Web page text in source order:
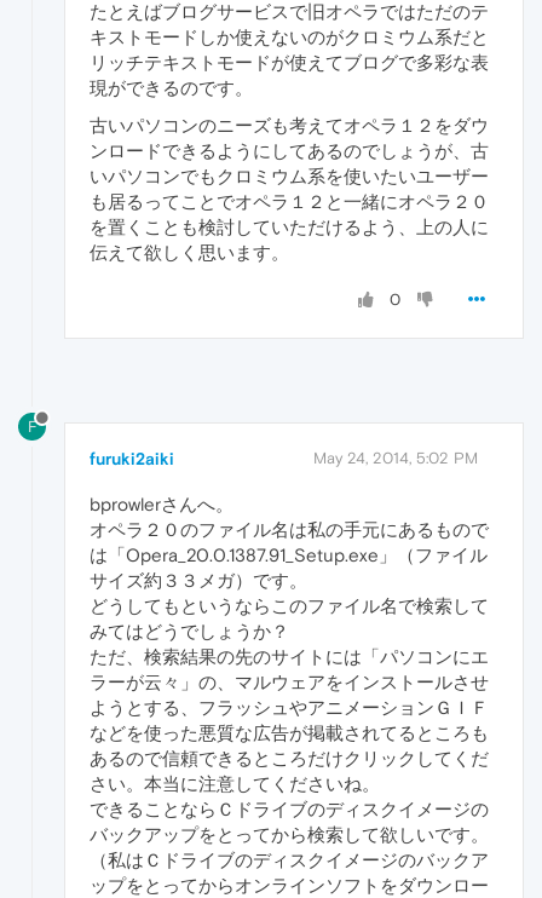
たとえばブログサービスで旧オペラではただのテ
キストモードしか使えないのがクロミウム系だと
リッチテキストモードが使えてブログで多彩な表
現ができるのです。
古いパソコンのニーズも考えてオペラ１２をダウ
ンロードできるようにしてあるのでしょうが、古
いパソコンでもクロミウム系を使いたいユーザー
も居るってことでオペラ１２と一緒にオペラ２０
を置くことも検討していただけるよう、上の人に
伝えて欲しく思います。
0
F
furuki2aiki May 24, 2014, 5:02 PM
bprowlerさんへ。
オペラ２０のファイル名は私の手元にあるもので
は「Opera_20.0.1387.91_Setup.exe」（ファイル
サイズ約３３メガ）です。
どうしてもというならこのファイル名で検索して
みてはどうでしょうか？
ただ、検索結果の先のサイトには「パソコンにエ
ラーが云々」の、マルウェアをインストールさせ
ようとする、フラッシュやアニメーションＧＩＦ
などを使った悪質な広告が掲載されてるところも
あるので信頼できるところだけクリックしてくだ
さい。本当に注意してくださいね。
できることならＣドライブのディスクイメージの
バックアップをとってから検索して欲しいです。
（私はＣドライブのディスクイメージのバックア
ップをとってからオンラインソフトをダウンロー